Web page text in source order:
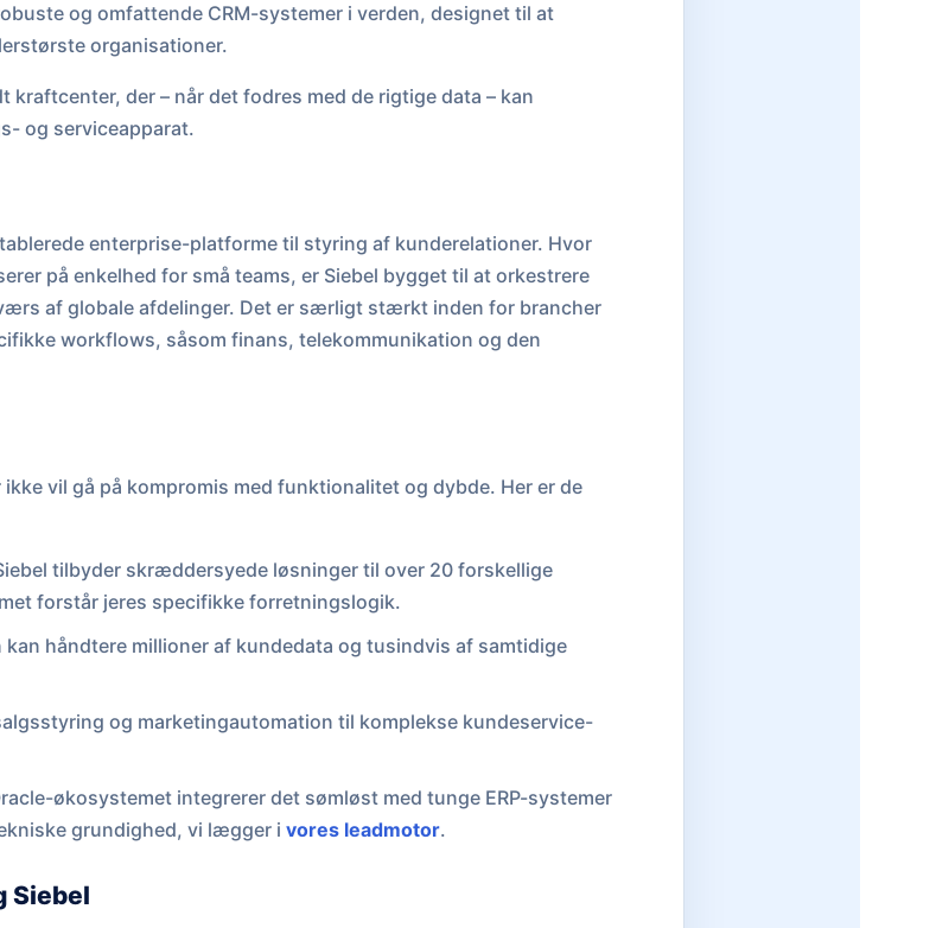
og omfattende CRM-systemer i verden, designet til at
organisationer.
kraftcenter, der – når det fodres med de rigtige data – kan
og serviceapparat.
enterprise-platforme til styring af kunderelationer. Hvor
på enkelhed for små teams, er Siebel bygget til at orkestrere
af globale afdelinger. Det er særligt stærkt inden for brancher
workflows, såsom finans, telekommunikation og den
vil gå på kompromis med funktionalitet og dybde. Her er de
tilbyder skræddersyede løsninger til over 20 forskellige
forstår jeres specifikke forretningslogik.
kan håndtere millioner af kundedata og tusindvis af samtidige
og marketingautomation til komplekse kundeservice-
økosystemet integrerer det sømløst med tunge ERP-systemer
grundighed, vi lægger ivores leadmotor.
Siebel